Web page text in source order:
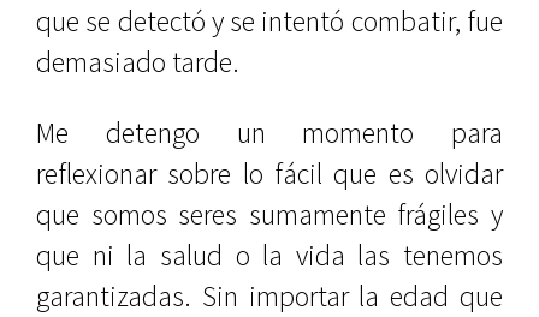
que se detectó y se intentó combatir, fue
demasiado tarde.
Me detengo un momento para
reflexionar sobre lo fácil que es olvidar
que somos seres sumamente frágiles y
que ni la salud o la vida las tenemos
garantizadas. Sin importar la edad que